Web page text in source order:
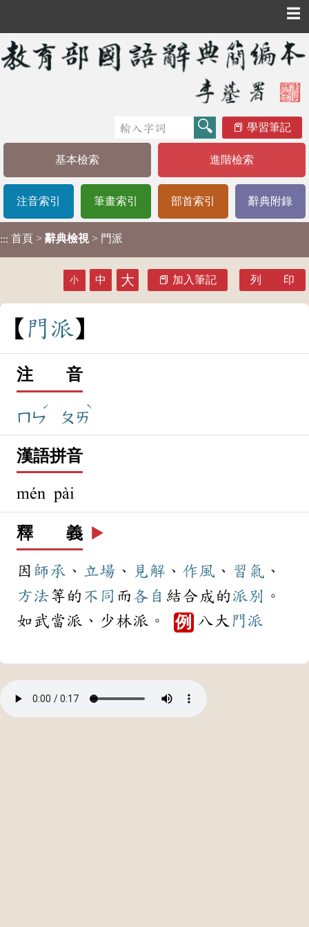
☰
學習筆記
基本檢索 進階檢索
注音索引 筆畫索引 部首索引 辭典附錄
::: 首頁 > 辭典檢視 > 門派
小 中 大 加入筆記 列 印
門 派
注 音
ㄇㄣ
ˊ
ㄆㄞ
ˋ
漢語拼音
mén pài
釋 義 ▶️
因 師承 、 立場 、 見解 、 作風 、 習氣 、
方法等的 不同 而 各自 結合成的 派別 。
如武當派、少林派。 例 八大 門派